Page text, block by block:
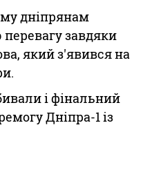
дніпрянам
завдяки
який з'явився на
і фінальний
Дніпра-1 із